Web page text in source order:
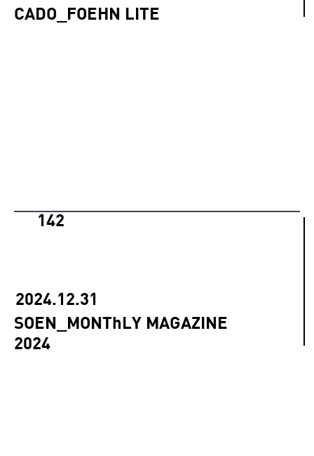
CADO_FOEHN LITE
2024.12.31
SOEN_MONThLY MAGAZINE
2024
142